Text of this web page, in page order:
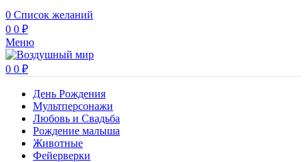
0 Список желаний
0 0 ₽
Меню
0 0 ₽
День Рождения
Мультперсонажи
Любовь и Свадьба
Рождение малыша
Животные
Фейерверки